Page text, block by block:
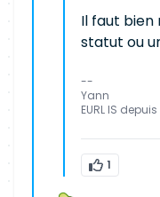
Il faut bien
statut ou
--
Yann
EURL IS depuis
1